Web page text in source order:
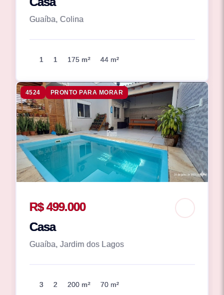
Guaíba, Colina
1 1 175 m² 44 m²
4524 PRONTO PARA MORAR
R$ 499.000
Casa
Guaíba, Jardim dos Lagos
3 2 200 m² 70 m²